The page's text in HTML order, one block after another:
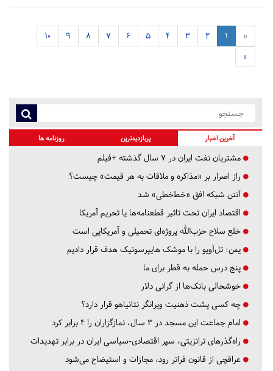
«
1
2
3
4
5
6
7
8
9
10
»
آخرین اخبار پربازدیدترین روزنامه ها
مشتریان نفت ایران در ۷ سال گذشته +فیلم
راز اصرار بر «مذاکره و ملاقات به هر قیمت» چیست؟
آنتن شبکه افق «خط‌خطی» شد
اقتصاد ایران تحت تاثیر قطعنامه‌ها یا تحریم‌ آمریکا
خلع سلاح حزب‌الله پروژه‌ای تحمیلی و آمریکایی است
یمن: تل‌آویو را با موشک هایپرسونیک هدف قرار دادیم
پنج درس‌ حمله به قطر برای ما
خوشحالی بانک‌ها از گرانی دلار
چه کسی پشت ذهنیت ویرانگر نتانیاهو قرار دارد؟
امام جماعت این مسجد در ۳ سال، نمازگزاران را ۴ برابر کرد
راه‌گذرهای ترانزیتی، سپر اقتصادی-سیاسی ایران در برابر تهدیدات
عراقچی از قانون فراتر رود، مجازات و استیضاح می‌شود